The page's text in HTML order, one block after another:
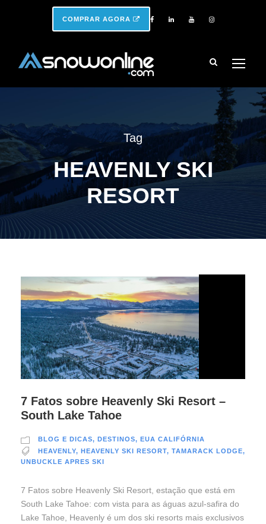
COMPRAR AGORA
Tag
HEAVENLY SKI
RESORT
7 Fatos sobre Heavenly Ski Resort –
South Lake Tahoe
BLOG E DICAS, DESTINOS, EUA CALIFÓRNIA
HEAVENLY, HEAVENLY SKI RESORT, TAMARACK LODGE,
UNBUCKLE APRES SKI
7 Fatos sobre Heavenly Ski Resort, estação que está em
South Lake Tahoe: com vista para as águas azul-safira do
Lake Tahoe, Heavenly é um dos ski resorts mais exclusivos